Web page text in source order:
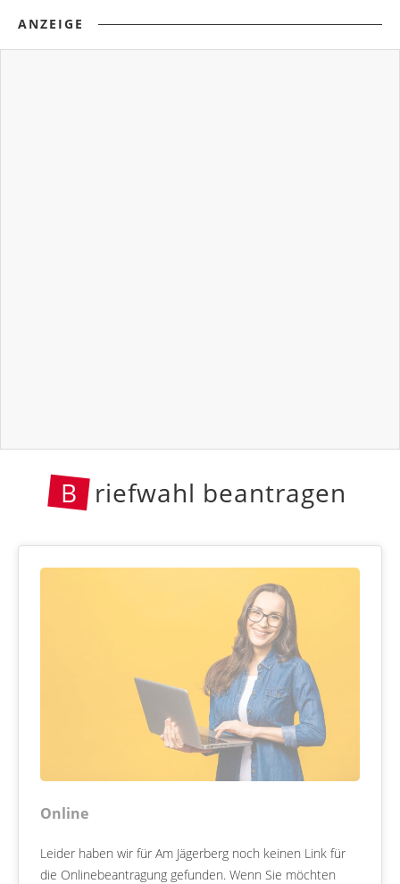
ANZEIGE
B riefwahl beantragen
Online
Leider haben wir für Am Jägerberg noch keinen Link für
die Onlinebeantragung gefunden. Wenn Sie möchten